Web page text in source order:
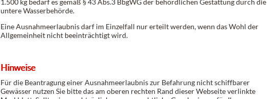
untere Wasserbehörde.
Eine Ausnahmeerlaubnis darf im Einzelfall nur erteilt werden, wenn das Wohl der
Allgemeinheit nicht beeinträchtigt wird.
Hinweise
Für die Beantragung einer Ausnahmeerlaubnis zur Befahrung nicht schiffbarer
Gewässer nutzen Sie bitte das am oberen rechten Rand dieser Webseite verlinkte